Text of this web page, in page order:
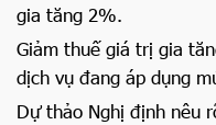
gia tăng 2%.
Giảm thuế giá trị gia
dịch vụ đang áp dụng
Dự thảo Nghị định nêu